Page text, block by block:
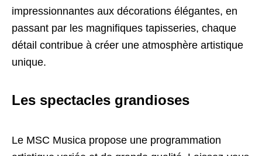
impressionnantes aux décorations élégantes, en
passant par les magnifiques tapisseries, chaque
détail contribue à créer une atmosphère artistique
unique.
Les spectacles grandioses
Le MSC Musica propose une programmation